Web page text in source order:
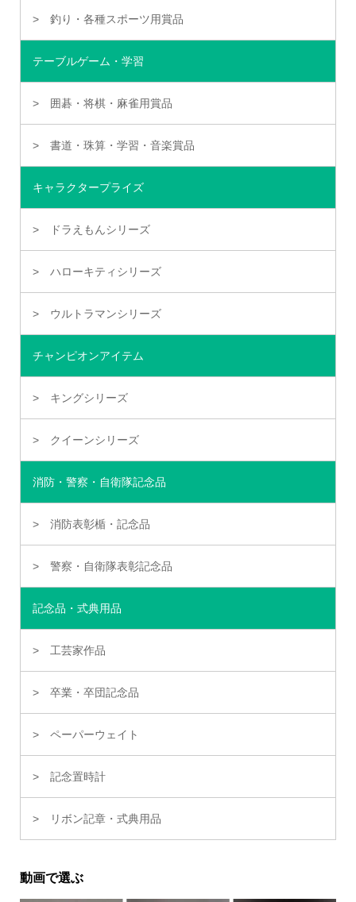
釣り・各種スポーツ用賞品
テーブルゲーム・学習
囲碁・将棋・麻雀用賞品
書道・珠算・学習・音楽賞品
キャラクタープライズ
ドラえもんシリーズ
ハローキティシリーズ
ウルトラマンシリーズ
チャンピオンアイテム
キングシリーズ
クイーンシリーズ
消防・警察・自衛隊記念品
消防表彰楯・記念品
警察・自衛隊表彰記念品
記念品・式典用品
工芸家作品
卒業・卒団記念品
ペーパーウェイト
記念置時計
リボン記章・式典用品
動画で選ぶ